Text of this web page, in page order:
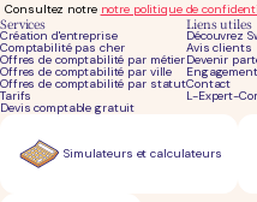
Services
Création d'entreprise
Comptabilité pas cher
Offres de comptabilité par métier
Offres de comptabilité par ville
Offres de comptabilité par statut
Tarifs
Devis comptable gratuit
Liens utiles
Découvrez
Avis clients
Devenir
Contact
L-Expert-
Consultez notre notre politique de
Simulateurs et calculateurs